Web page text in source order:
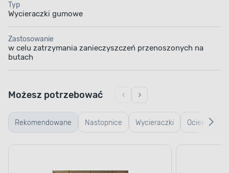
Typ
Wycieraczki gumowe
Zastosowanie
w celu zatrzymania zanieczyszczeń przenoszonych na
butach
Rekomendowane Nastopnice Wycieraczki
typu
Ociekacze
na buty
Możesz potrzebować